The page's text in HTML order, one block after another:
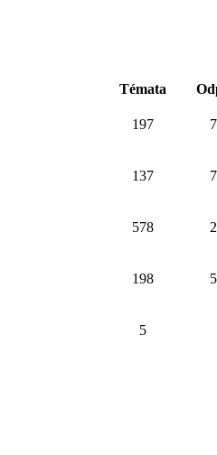
Témata
197
137
578
198
5